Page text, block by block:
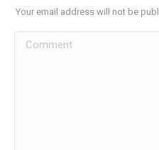
Your email address will not be
Comment